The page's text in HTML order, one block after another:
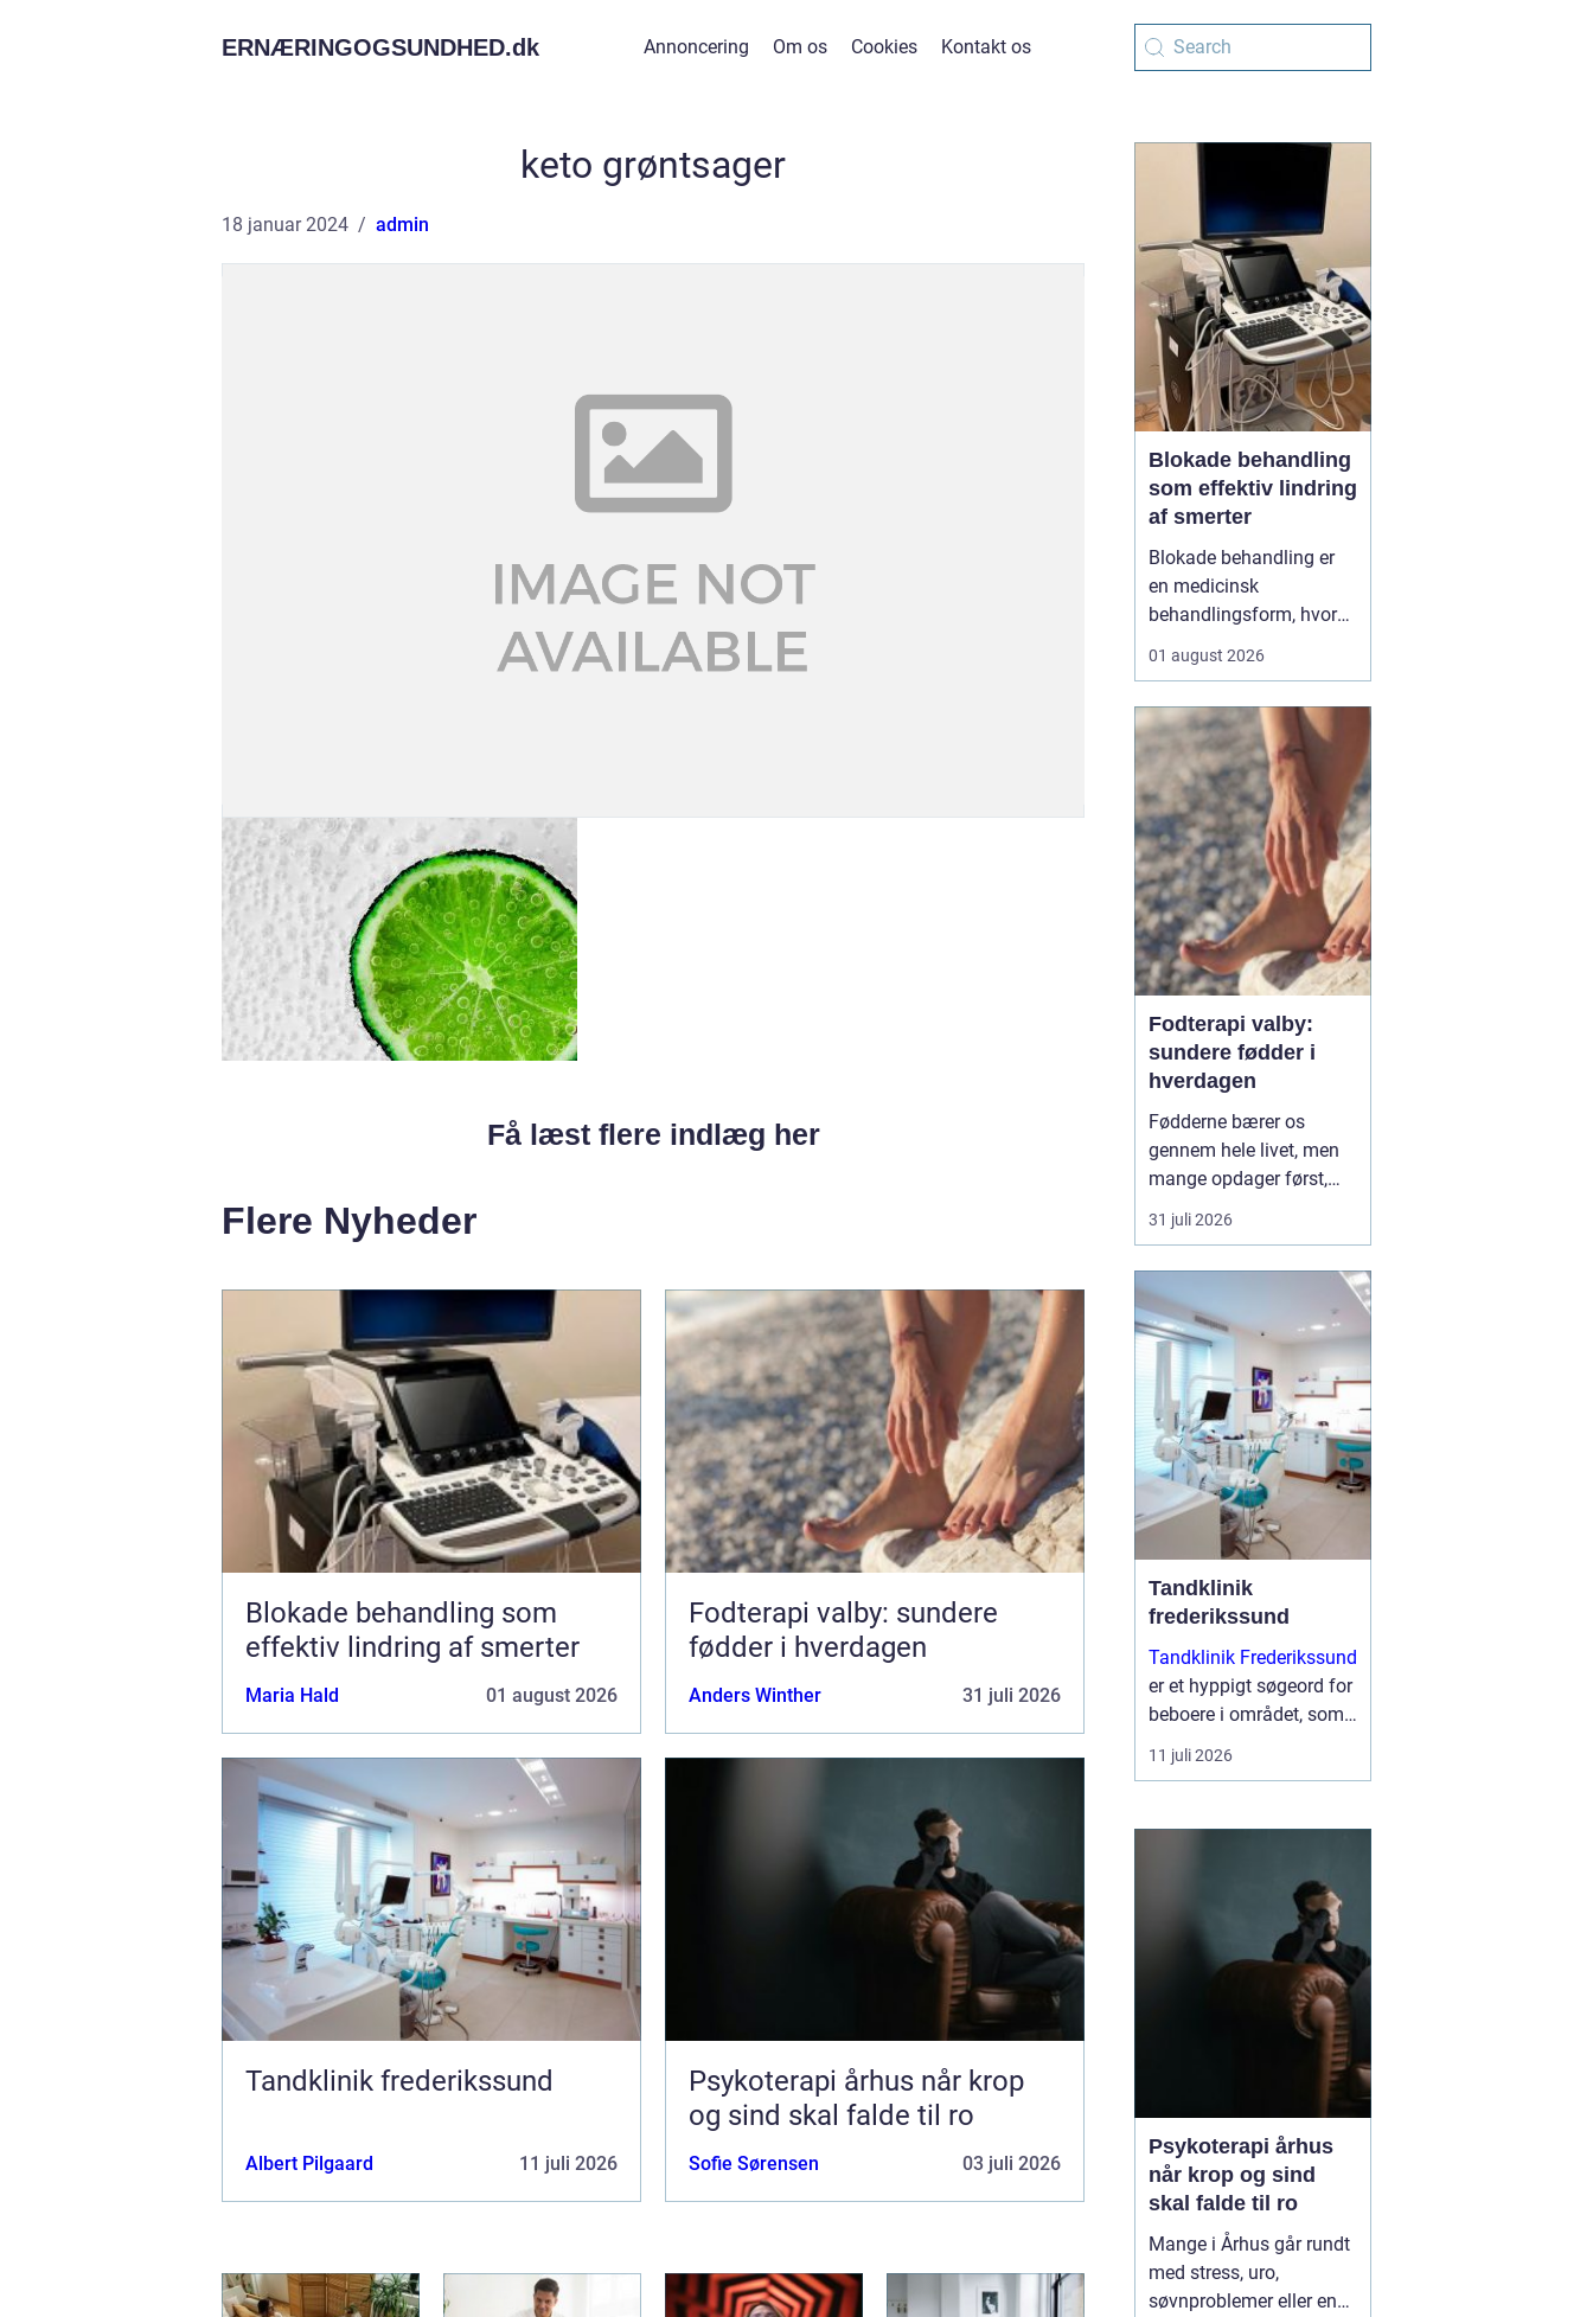
ERNÆRINGOGSUNDHED.dk Annoncering Om os Cookies Kontakt os
keto grøntsager
18 januar 2024 admin
Få læst flere indlæg her
Flere Nyheder
Blokade behandling som
effektiv lindring af smerter
Maria Hald 01 august 2026
Fodterapi valby: sundere
fødder i hverdagen
Anders Winther 31 juli 2026
Tandklinik frederikssund
Albert Pilgaard 11 juli 2026
Psykoterapi århus når krop
og sind skal falde til ro
Sofie Sørensen 03 juli 2026
Blokade behandling
som effektiv lindring
af smerter
Blokade behandling er
en medicinsk
behandlingsform, hvor
målrettet indsprøjtning
eventuelt
binyrebarkhormon tæt
på en nerve eller i et led
for at dæmpe smerter og
inflammation.
Behandlingen bliver ofte
brugt v...
01 august 2026
Fodterapi valby:
sundere fødder i
hverdagen
Fødderne bærer os
gennem hele livet, men
mange opdager først,
hvor vigtige de er, når
smerter, hård hud eller
opstår. Professionel
fodterapi kan forebygge,
lindre og behandle
mange af de gener, som
både unge, voksne og
ældre opl...
31 juli 2026
Tandklinik
frederikssund
Tandklinik Frederikssund
er et hyppigt søgeord for
beboere i området, som
leder efter tryg og fagligt
stærk tandbehandling.
hvor der er tid til
atmosfære og en klar
11 juli 2026
Psykoterapi århus
når krop og sind
skal falde til ro
Mange i Århus går rundt
med stress, uro,
søvnproblemer eller en